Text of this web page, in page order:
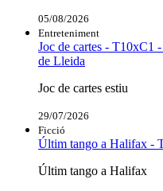
05/08/2026
Entreteniment
Joc de cartes - T10xC1
de Lleida
Joc de cartes estiu
29/07/2026
Ficció
Últim tango a Halifax -
Últim tango a Halifax